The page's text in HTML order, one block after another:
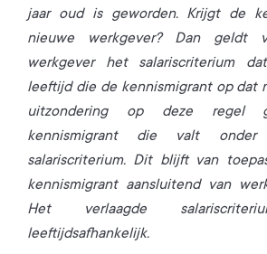
jaar oud is geworden. Krijgt de
nieuwe werkgever? Dan geldt
werkgever het salariscriterium
leeftijd die de kennismigrant op dat
uitzondering op deze regel
kennismigrant die valt onder
salariscriterium. Dit blijft van
kennismigrant aansluitend van
Het verlaagde
leeftijdsafhankelijk.